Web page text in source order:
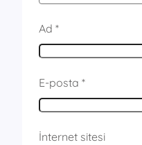
Ad *
E-posta *
İnternet sitesi